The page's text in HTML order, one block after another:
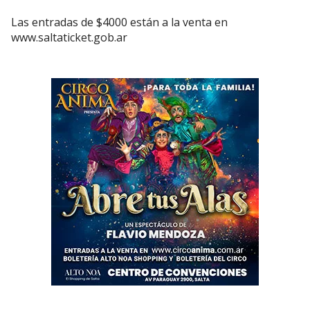
Las entradas de $4000 están a la venta en
www.saltaticket.gob.ar